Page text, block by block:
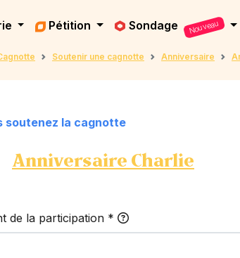
Pétition Sondage Nouveau
Soutenir une cagnotte Anniversaire
soutenez la cagnotte
Anniversaire Charlie
de la participation *